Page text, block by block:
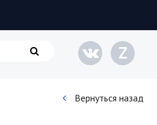
Z
Вернуться назад